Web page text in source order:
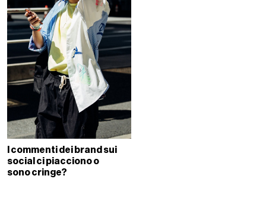
I commenti dei brand sui
social ci piacciono o
sono cringe?